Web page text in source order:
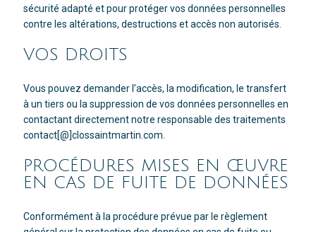
sécurité adapté et pour protéger vos données personnelles
contre les altérations, destructions et accès non autorisés.
VOS DROITS
Vous pouvez demander l’accès, la modification, le transfert
à un tiers ou la suppression de vos données personnelles en
contactant directement notre responsable des traitements
contact[@]clossaintmartin.com.
PROCÉDURES MISES EN ŒUVRE
EN CAS DE FUITE DE DONNÉES
Conformément à la procédure prévue par le règlement